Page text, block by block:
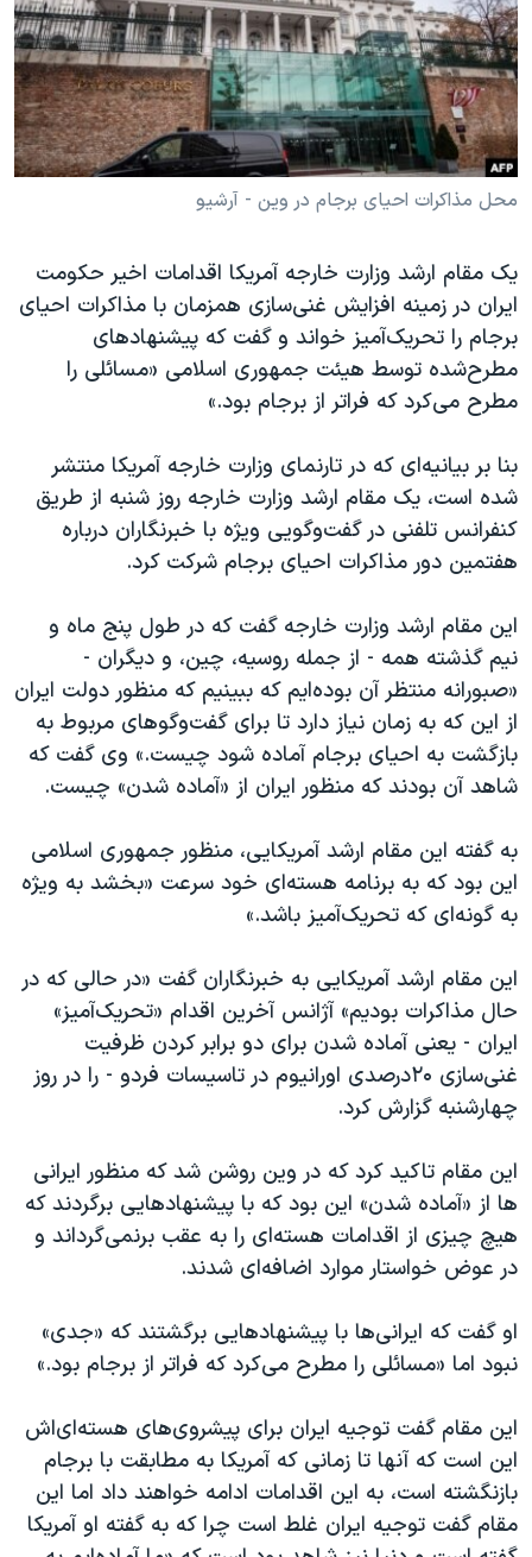
فرهنگ و زندگی
حقوق شهروندی
اقتصادی
علم و فناوری
اسرائیل در جنگ
آرشیو پخش زنده
مستندها
انتخابات ریاست جمهوری آمریکا ۲۰۲۴
حمله جمهوری اسلامی به اسرائیل
رمز مهسا
ورزش زنان در ایران
مجموعه مستندهای دادخواهی
تریبونال مردمی آبان ۹۸
دادگاه حمید نوری
چهل سال گروگان‌گیری
اعتراضات مردمی آبان ۹۸
اسرائیل در جنگ
نرگس محمدی برنده جایزه نوبل صلح
همایش محافظه‌کاران آمریکا «سی‌پک»
صفحه‌های ویژه
سفر پرزیدنت ترامپ به چین
دنبال کنید
زبانهای مختلف
محل مذاکرات احیای برجام در وین - آرشیو
یک مقام ارشد وزارت خارجه آمریکا اقدامات اخیر حکومت
ایران در زمینه افزایش غنی‌سازی همزمان با مذاکرات احیای
برجام را تحریک‌آمیز خواند و گفت که پیشنهادهای
مطرح‌شده توسط هیئت جمهوری اسلامی «مسائلی را
مطرح می‌کرد که فراتر از برجام بود.»
بنا بر بیانیه‌ای که در تارنمای وزارت خارجه آمریکا منتشر
شده است، یک مقام ارشد وزارت خارجه روز شنبه از طریق
کنفرانس تلفنی در گفت‌و‌گویی ویژه با خبرنگاران درباره
هفتمین دور مذاکرات احیای برجام شرکت‌ کرد.
این مقام ارشد وزارت خارجه گفت که در طول پنج ماه و
نیم گذشته همه - از جمله روسیه، چین، و دیگران -
«صبورانه منتظر آن بوده‌‌ایم که ببینیم که منظور دولت ایران
از این که به زمان نیاز دارد تا برای گفت‌و‌گوهای مربوط به
بازگشت به احیای برجام آماده شود چیست.» وی گفت که
شاهد آن بودند که منظور ایران از «آماده شدن» چیست.
به گفته این مقام ارشد آمریکایی، منظور جمهوری اسلامی
این بود که به برنامه هسته‌ای خود سرعت «بخشد به ویژه
به گونه‌ای که تحریک‌آمیز باشد.»
این مقام ارشد آمریکایی به خبرنگاران گفت «در حالی که در
حال مذاکرات بودیم» آژانس آخرین اقدام «تحریک‌آمیز»
ایران - یعنی آماده شدن برای دو برابر کردن ظرفیت
غنی‌سازی ۲۰درصدی اورانیوم در تاسیسات فردو - را در روز
چهارشنبه گزارش کرد.
این مقام تاکید کرد که در وین روشن شد که منظور ایرانی
ها از «آماده شدن» این بود که با پیشنهادهایی برگردند که
هیچ چیزی از اقدامات هسته‌ای را به عقب برنمی‌گرداند و
در عوض خواستار موارد اضافه‌ای شدند.
او گفت که ایرانی‌ها با پیشنهادهایی برگشتند که «جدی»
نبود اما «مسائلی را مطرح می‌کرد که فراتر از برجام بود.»
این مقام گفت توجیه ایران برای پیشروی‌های هسته‌ای‌اش
این است که آنها تا زمانی که آمریکا به مطابقت با برجام
بازنگشته است، به این اقدامات ادامه خواهند داد اما این
مقام گفت توجیه ایران غلط است چرا که به گفته او آمریکا